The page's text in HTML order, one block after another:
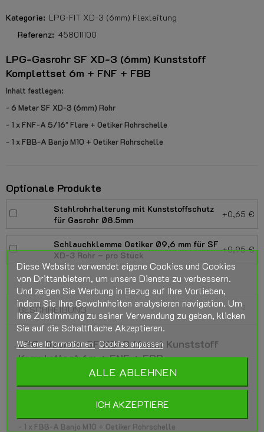
Kategorie: LPG-FIT XD-3 (6mm) Flexleitung
Referenz: 458011100
LPG-Gasrohr SF XD-3 (6mm) Kunststoff
Komplettset 6m + FNF + FBB
Inhalt festlegen:
- 6 Meter SF XD-3 (6mm) Rohr
- 1 x FNF-A 5/16" Flare + Oetiker Rohrschelle
- 1 x FBB-A Banjo M10 + Oetiker Rohrschelle
Optionale Produkte
Stahlrohrhalterung mit Kunststoffschutz
für Gasrohr Ø8.5mm
+0,65 €
Schlauchklemme Oetiker Ø9,6 mm für SF
XD-3 Rohr – pro Stück
+0,95 €
BESCHREIBUNG
LPG-Gasrohr SF XD-3 (6mm) Kunststoff
Komplettset 6m + FNF + FBB
- 6 Meter SF XD-3 (6mm) Rohr
- 1 x FNF-A 5/16" Flare + Oetiker Rohrschelle
- 1 x FBB-A Banjo M10 + Oetiker Rohrschelle
Diese Website verwendet eigene Cookies und Cookies
von Drittanbietern, um unsere Dienste zu verbessern.
Und zeigen Sie Werbung in Bezug auf Ihre Vorlieben,
indem Sie Ihre Gewohnheiten analysieren navigation. Um
Ihre Zustimmung zu seiner Verwendung zu geben, klicken
Sie auf die Schaltfläche Akzeptieren.
Weitere Informationen Cookies anpassen
ALLE ABLEHNEN
ICH AKZEPTIERE